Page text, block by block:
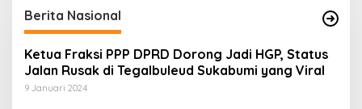
Berita Nasional
Ketua Fraksi PPP DPRD Dorong Jadi HGP, Status
Jalan Rusak di Tegalbuleud Sukabumi yang Viral
9 Januari 2024